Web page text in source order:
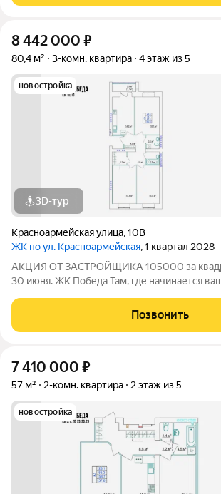
8 442 000 ₽
80,4 м² 3-комн. квартира 4 этаж из 5
новостройка
3D-тур
Красноармейская улица,10В
ЖК по ул. Красноармейская, 1 квартал 2028
АКЦИЯ ОТ ЗАСТРОЙЩИКА 105000 за
30 июня. ЖК Победа Там, где начинается
современный 5-этажный кирпичный дом на
созданный в формате уютного
Позвонить
7 410 000 ₽
57 м² 2-комн. квартира 2 этаж из 5
новостройка